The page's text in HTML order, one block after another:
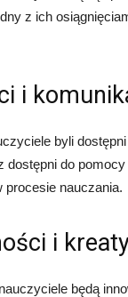
z ich
i
byli
dostępni do
procesie nauczania.
i
będą